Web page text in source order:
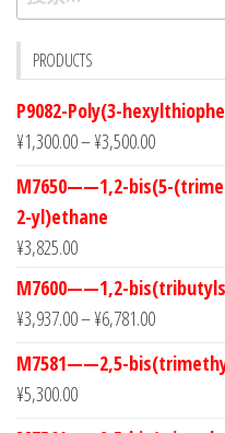
索：
PRODUCTS
P9082-Poly(3-
¥1,300.00–¥3,500.00
M7650——1,2-bis(5-
2-yl)ethane
¥3,825.00
M7600——1,2-
¥3,937.00–¥6,781.00
M7581——2,5-
¥5,300.00